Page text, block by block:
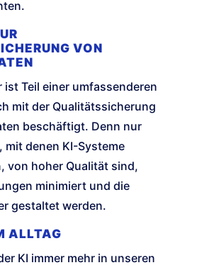
VON
ist Teil einer umfassenderen
mit der Qualitätssicherung
beschäftigt. Denn nur
mit denen KI-Systeme
von hoher Qualität sind,
minimiert und die
gestaltet werden.
ALLTAG
KI immer mehr in unseren